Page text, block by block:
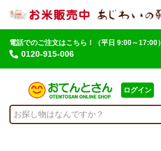
電話でのご注文はこちら！
0120-915-006
（平日 9:00～17:00）
ログイン